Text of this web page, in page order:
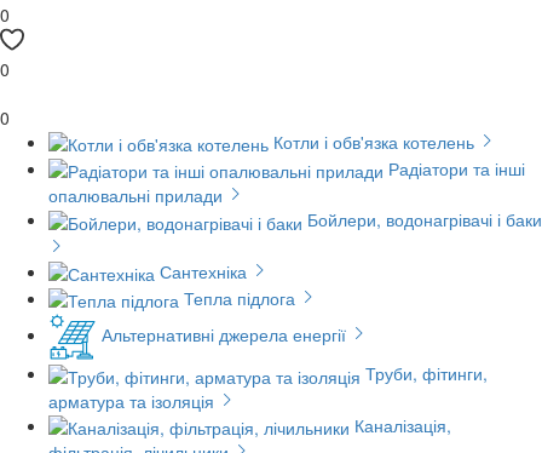
0
0
0
Котли і обв'язка котелень
Радіатори та інші
опалювальні прилади
Бойлери, водонагрівачі і баки
Сантехніка
Тепла підлога
Альтернативні джерела енергії
Труби, фітинги,
арматура та ізоляція
Каналізація,